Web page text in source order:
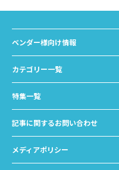
ベンダー様向け情報
カテゴリー一覧
特集一覧
記事に関するお問い合わせ
メディアポリシー